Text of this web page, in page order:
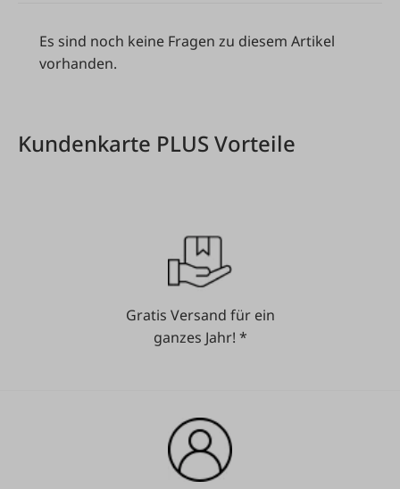
Es sind noch keine Fragen zu diesem Artikel
vorhanden.
Kundenkarte PLUS Vorteile
Gratis Versand für ein
ganzes Jahr! *